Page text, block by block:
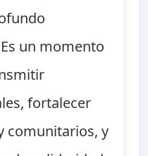
un momento
fortalecer
comunitarios, y